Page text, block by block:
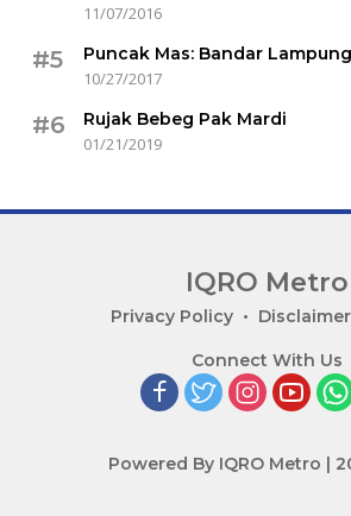
11/07/2016
#5
Puncak Mas: Bandar Lampung
10/27/2017
#6
Rujak Bebeg Pak Mardi
01/21/2019
IQRO Metro
Privacy Policy Disclaimer
Connect With Us
Powered By IQRO Metro |